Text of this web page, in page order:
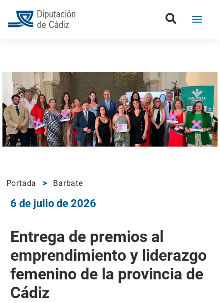
Portada Barbate
6 de julio de 2026
Entrega de premios al
emprendimiento y liderazgo
femenino de la provincia de
Cádiz